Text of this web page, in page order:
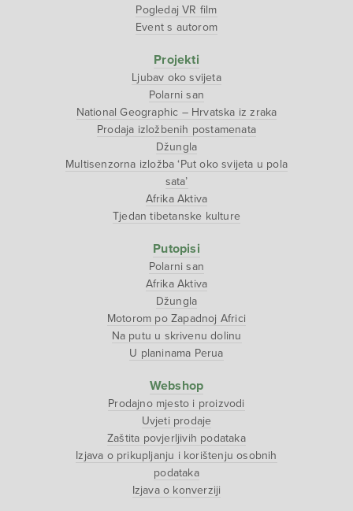
Pogledaj VR film
Event s autorom
Projekti
Ljubav oko svijeta
Polarni san
National Geographic – Hrvatska iz zraka
Prodaja izložbenih postamenata
Džungla
Multisenzorna izložba ‘Put oko svijeta u pola
sata’
Afrika Aktiva
Tjedan tibetanske kulture
Putopisi
Polarni san
Afrika Aktiva
Džungla
Motorom po Zapadnoj Africi
Na putu u skrivenu dolinu
U planinama Perua
Webshop
Prodajno mjesto i proizvodi
Uvjeti prodaje
Zaštita povjerljivih podataka
Izjava o prikupljanju i korištenju osobnih
podataka
Izjava o konverziji